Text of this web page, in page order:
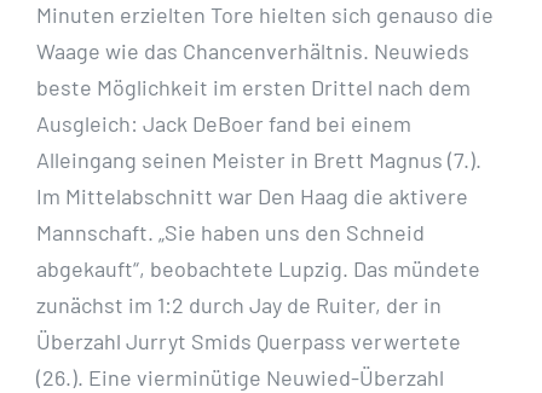
Minuten erzielten Tore hielten sich genauso die
Waage wie das Chancenverhältnis. Neuwieds
beste Möglichkeit im ersten Drittel nach dem
Ausgleich: Jack DeBoer fand bei einem
Alleingang seinen Meister in Brett Magnus (7.).
Im Mittelabschnitt war Den Haag die aktivere
Mannschaft. „Sie haben uns den Schneid
abgekauft“, beobachtete Lupzig. Das mündete
zunächst im 1:2 durch Jay de Ruiter, der in
Überzahl Jurryt Smids Querpass verwertete
(26.). Eine vierminütige Neuwied-Überzahl